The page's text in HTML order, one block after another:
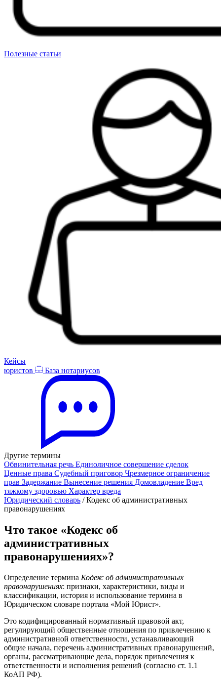
Полезные статьи
Кейсы
юристов
База нотариусов
Другие термины
Обвинительная речь Единоличное совершение сделок
Ценные права Судебный приговор Чрезмерное ограничение
прав Задержание Вынесение решения Домовладение Вред
тяжкому здоровью Характер вреда
Юридический словарь /Кодекс об административных
правонарушениях
Что такое «Кодекс об
административных
правонарушениях»?
Определение термина Кодекс об административных
правонарушениях: признаки, характеристики, виды и
классификации, история и использование термина в
Юридическом словаре портала «Мой Юрист».
Это кодифицированный нормативный правовой акт,
регулирующий общественные отношения по привлечению к
административной ответственности, устанавливающий
общие начала, перечень административных правонарушений,
органы, рассматривающие дела, порядок привлечения к
ответственности и исполнения решений (согласно ст. 1.1
КоАП РФ).